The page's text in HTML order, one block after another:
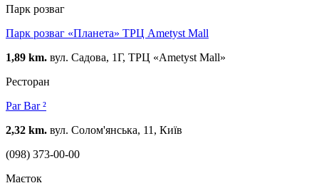
Парк розваг
Парк розваг «Планета» ТРЦ Ametyst Mall
1,89 km. вул. Садова, 1Г, ТРЦ «Ametyst Mall»
Ресторан
Par Bar ²
2,32 km. вул. Солом'янська, 11, Київ
(098) 373-00-00
Маєток